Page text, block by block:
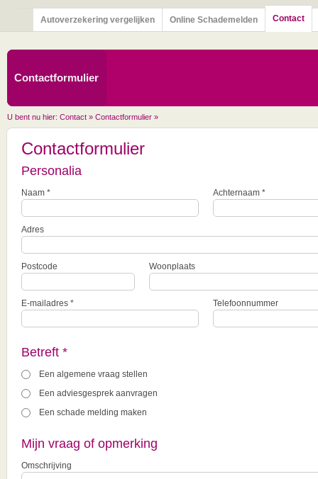
Contactformulier
Personalia
Naam * Achternaam *
Adres
Postcode Woonplaats
E-mailadres * Telefoonnummer
Betreft *
Een algemene vraag stellen
Een adviesgesprek aanvragen
Een schade melding maken
Mijn vraag of opmerking
Omschrijving
Autoverzekering vergelijken Online Schademelden Contact
Contactformulier
U bent nu hier: Contact » Contactformulier »